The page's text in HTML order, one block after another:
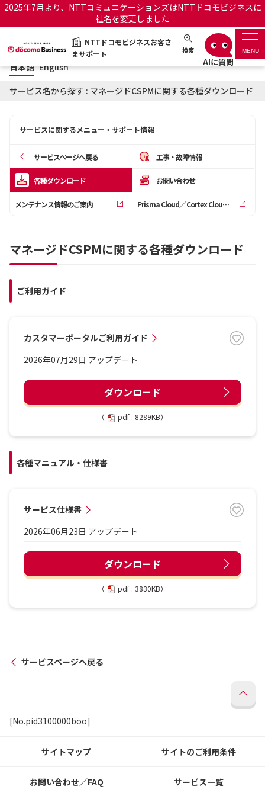
2025年7月より、NTTコミュニケーションズはNTTドコモビジネスに
社名を変更しました
NTTドコモビジネスお客さ
まサポート
検索 MENU
NTTドコモビジネスお客さまサポート 日本語 English
サポートトップ
お知らせ サポートサイトの使い方
OCNのお客さまはこちら
工事・故障情報通知サー
オフィシャルサイト
日本語 English
サービス名から探す : マネージドCSPMに関する各種ダウンロード
サービスに関するメニュー・サポート情報
サービスページへ戻る 工事・故障情報
各種ダウンロード お問い合わせ
メンテナンス情報のご案内 Prisma Cloud／Cortex Cloud稼働状況のご案内
マネージドCSPMに関する各種ダウンロード
ご利用ガイド
カスタマーポータルご利用ガイド
2026年07月29日 アップデート
ダウンロード
（ pdf : 8289KB）
各種マニュアル・仕様書
サービス仕様書
2026年06月23日 アップデート
ダウンロード
（ pdf : 3830KB）
サービスページへ戻る
[No.pid3100000boo]
サイトマップ サイトのご利用条件
お問い合わせ／FAQ サービス一覧